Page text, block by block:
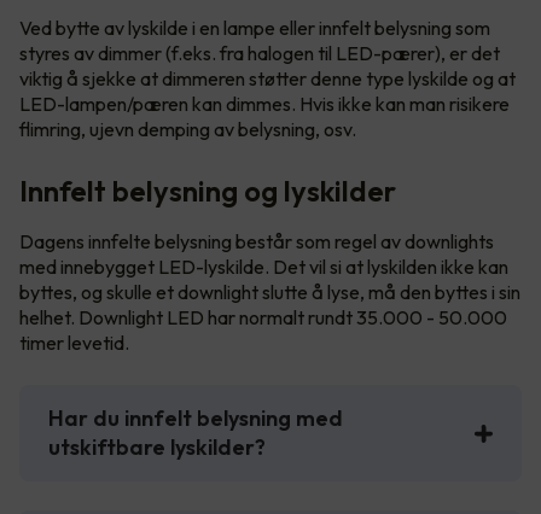
Ved bytte av lyskilde i en lampe eller innfelt belysning som
styres av dimmer (f.eks. fra halogen til LED-pærer), er det
viktig å sjekke at dimmeren støtter denne type lyskilde og at
LED-lampen/pæren kan dimmes. Hvis ikke kan man risikere
flimring, ujevn demping av belysning, osv.
Innfelt belysning og lyskilder
Dagens innfelte belysning består som regel av downlights
med innebygget LED-lyskilde. Det vil si at lyskilden ikke kan
byttes, og skulle et downlight slutte å lyse, må den byttes i sin
helhet. Downlight LED har normalt rundt 35.000 - 50.000
timer levetid.
Har du innfelt belysning med
utskiftbare lyskilder?